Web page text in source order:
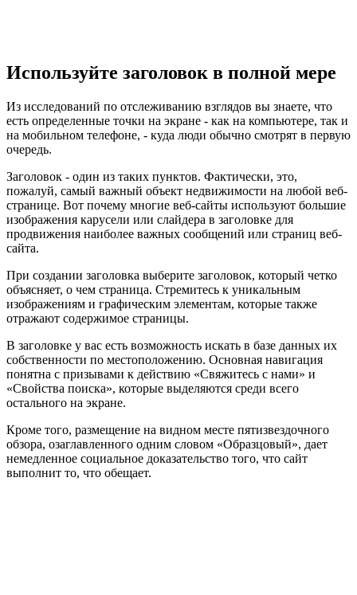
Используйте заголовок в полной мере
Из исследований по отслеживанию взглядов вы знаете, что
есть определенные точки на экране - как на компьютере, так и
на мобильном телефоне, - куда люди обычно смотрят в первую
очередь.
Заголовок - один из таких пунктов. Фактически, это,
пожалуй, самый важный объект недвижимости на любой веб-
странице. Вот почему многие веб-сайты используют большие
изображения карусели или слайдера в заголовке для
продвижения наиболее важных сообщений или страниц веб-
сайта.
При создании заголовка выберите заголовок, который четко
объясняет, о чем страница. Стремитесь к уникальным
изображениям и графическим элементам, которые также
отражают содержимое страницы.
В заголовке у вас есть возможность искать в базе данных их
собственности по местоположению. Основная навигация
понятна с призывами к действию «Свяжитесь с нами» и
«Свойства поиска», которые выделяются среди всего
остального на экране.
Кроме того, размещение на видном месте пятизвездочного
обзора, озаглавленного одним словом «Образцовый», дает
немедленное социальное доказательство того, что сайт
выполнит то, что обещает.